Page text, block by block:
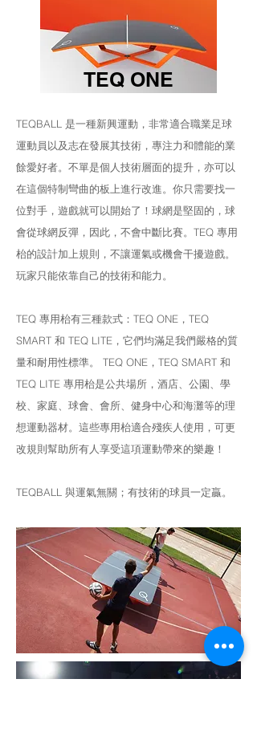
TEQ ONE
TEQBALL 是一種新興運動，非常適合職業足球
運動員以及志在發展其技術，專注力和體能的業
餘愛好者。不單是個人技術層面的提升，亦可以
在這個特制彎曲的板上進行改進。你只需要找一
位對手，遊戲就可以開始了！球網是堅固的，球
會從球網反彈，因此，不會中斷比賽。TEQ 專用
枱的設計加上規則，不讓運氣或機會干擾遊戲。
玩家只能依靠自己的技術和能力。
TEQ 專用枱有三種款式：TEQ ONE，TEQ
SMART 和 TEQ LITE，它們均滿足我們嚴格的質
量和耐用性標準。 TEQ ONE，TEQ SMART 和
TEQ LITE 專用枱是公共場所，酒店、公園、學
校、家庭、球會、會所、健身中心和海灘等的理
想運動器材。這些專用枱適合殘疾人使用，可更
改規則幫助所有人享受這項運動帶來的樂趣！
TEQBALL 與運氣無關；有技術的球員一定贏。